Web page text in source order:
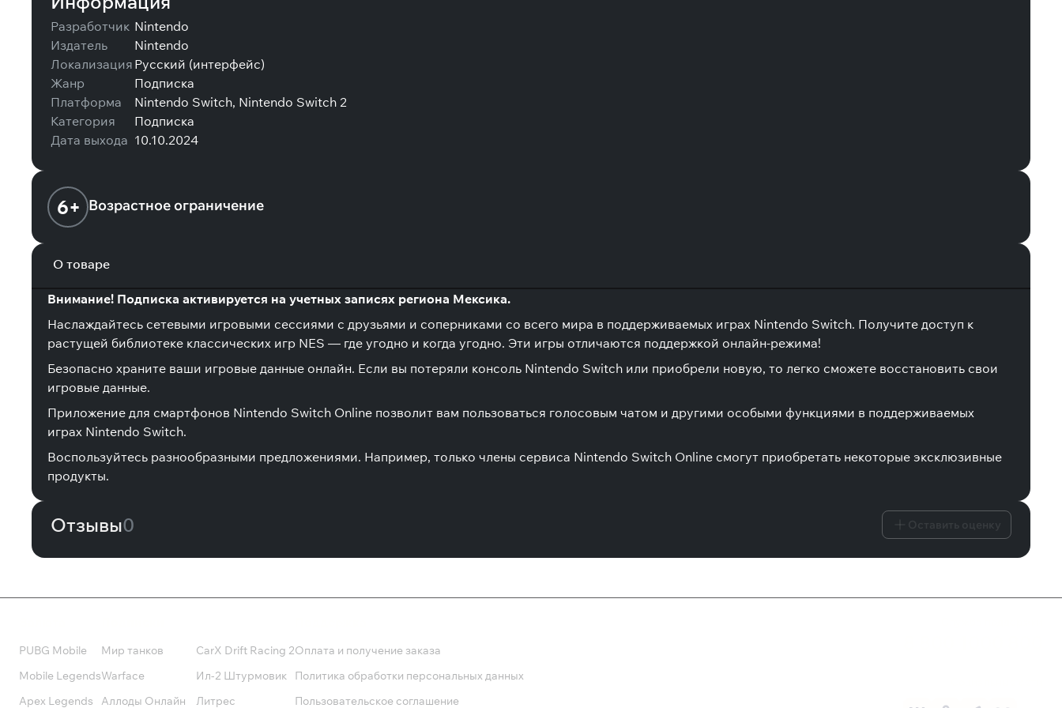
Разработчик Nintendo
Издатель
Nintendo
Локализация Русский (интерфейс)
Жанр
Подписка
Платформа
Nintendo Switch, Nintendo Switch 2
Категория
Подписка
Дата выхода 10.10.2024
6+ Возрастное ограничение
О товаре
Внимание! Подписка активируется на учетных записях региона Мексика.
Наслаждайтесь сетевыми игровыми сессиями с друзьями и соперниками со всего мира в поддерживаемых играх Nintendo Switch. Получите доступ к
растущей библиотеке классических игр NES — где угодно и когда угодно. Эти игры отличаются поддержкой онлайн-режима!
Безопасно храните ваши игровые данные онлайн. Если вы потеряли консоль Nintendo Switch или приобрели новую, то легко сможете восстановить свои
игровые данные.
Приложение для смартфонов Nintendo Switch Online позволит вам пользоваться голосовым чатом и другими особыми функциями в поддерживаемых
играх Nintendo Switch.
Воспользуйтесь разнообразными предложениями. Например, только члены сервиса Nintendo Switch Online смогут приобретать некоторые эксклюзивные
продукты.
Отзывы0
PUBG Mobile
Mobile Legends
Apex Legends
Мир танков
Warface
Аллоды Онлайн
CarX Drift Racing 2
Ил-2 Штурмовик
Литрес
Оплата и получение заказа
Политика обработки персональных данных
Пользовательское соглашение